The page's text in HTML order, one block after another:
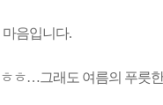
음입니다.
ㅎ…그래도 여름의 푸릇